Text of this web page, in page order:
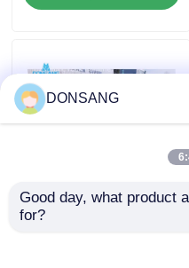
যোগাযোগ করুন
হাইড্রোলিক রক ব্রেকার
ব্যাকহো লোডার হাইড্রোলিক রক
DONSANG
Good day, what product
for?